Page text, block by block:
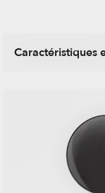
Caractéristiques